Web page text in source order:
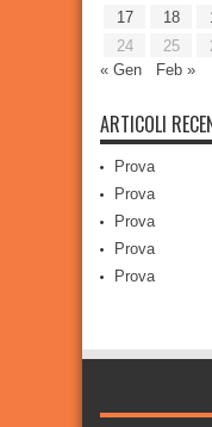
17
18
24
25
« Gen
Feb »
ARTICOLI
Prova
Prova
Prova
Prova
Prova